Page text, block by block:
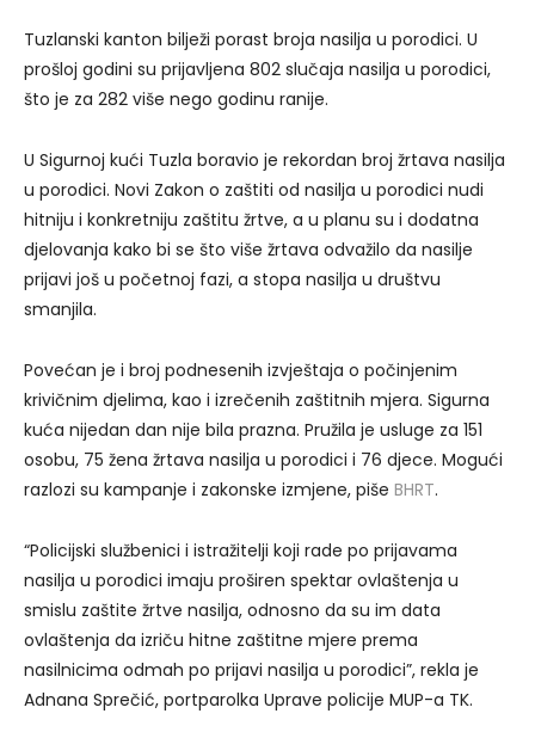
Tuzlanski kanton bilježi porast broja nasilja u porodici. U
prošloj godini su prijavljena 802 slučaja nasilja u porodici,
što je za 282 više nego godinu ranije.
U Sigurnoj kući Tuzla boravio je rekordan broj žrtava nasilja
u porodici. Novi Zakon o zaštiti od nasilja u porodici nudi
hitniju i konkretniju zaštitu žrtve, a u planu su i dodatna
djelovanja kako bi se što više žrtava odvažilo da nasilje
prijavi još u početnoj fazi, a stopa nasilja u društvu
smanjila.
Povećan je i broj podnesenih izvještaja o počinjenim
krivičnim djelima, kao i izrečenih zaštitnih mjera. Sigurna
kuća nijedan dan nije bila prazna. Pružila je usluge za 151
osobu, 75 žena žrtava nasilja u porodici i 76 djece. Mogući
razlozi su kampanje i zakonske izmjene, piše BHRT.
“Policijski službenici i istražitelji koji rade po prijavama
nasilja u porodici imaju proširen spektar ovlaštenja u
smislu zaštite žrtve nasilja, odnosno da su im data
ovlaštenja da izriču hitne zaštitne mjere prema
nasilnicima odmah po prijavi nasilja u porodici”, rekla je
Adnana Sprečić, portparolka Uprave policije MUP-a TK.